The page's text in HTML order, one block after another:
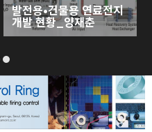
발전용•건물용 연료전지
개발 현황_양재춘